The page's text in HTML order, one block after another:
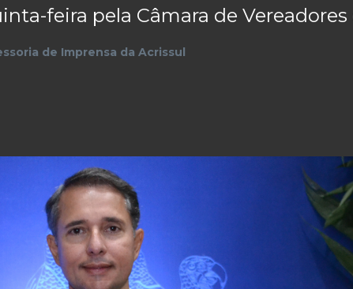
feira pela Câmara de Vereadores
de Imprensa da Acrissul